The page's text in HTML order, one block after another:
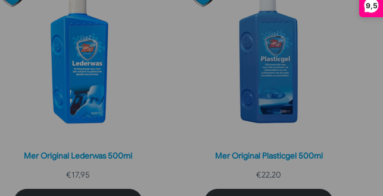
9,5
Mer Original Lederwas 500ml
€17,95
Mer Original Plasticgel 500ml
€22,20